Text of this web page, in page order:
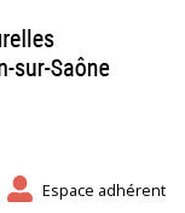
Espace adhérent